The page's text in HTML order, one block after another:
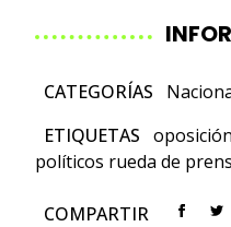
CATEGORÍAS
ETIQUETAS
políticos rueda de
COMPARTIR